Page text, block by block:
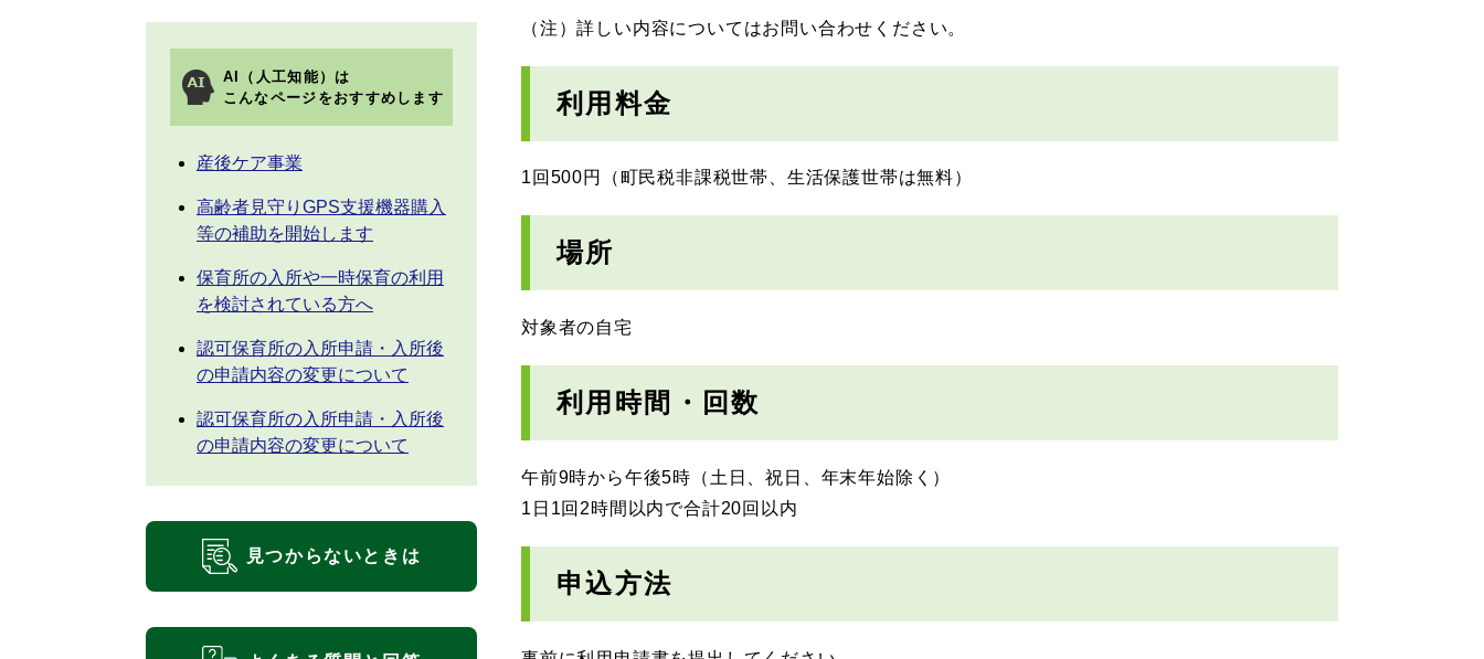
（注）詳しい内容についてはお問い合わせください。
利用料金
1回500円（町民税非課税世帯、生活保護世帯は無料）
場所
対象者の自宅
利用時間・回数
午前9時から午後5時（土日、祝日、年末年始除く）
1日1回2時間以内で合計20回以内
申込方法
AI（人工知能）は
こんなページをおすすめします
産後ケア事業
高齢者見守りGPS支援機器購入
等の補助を開始します
保育所の入所や一時保育の利用
を検討されている方へ
認可保育所の入所申請・入所後
の申請内容の変更について
認可保育所の入所申請・入所後
の申請内容の変更について
見つからないときは